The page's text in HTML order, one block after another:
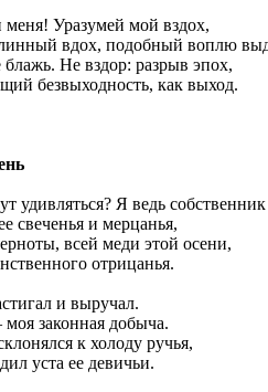
Уразумей мой вздох,
вдох, подобный воплю
Не вздор: разрыв эпох,
безвыходность, как выход.
удивляться? Я ведь собственник
свеченья и мерцанья,
всей меди этой осени,
отрицанья.
и выручал.
законная добыча.
к холоду ручья,
уста ее девичьи.